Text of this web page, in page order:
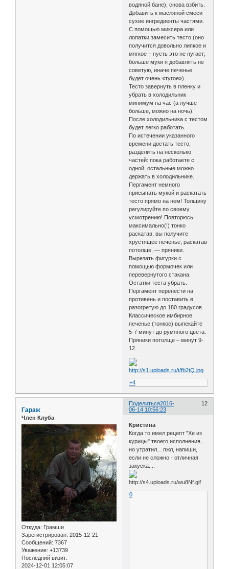
водяной бане), снова взбить.
Добавить к масляной смеси
сухие ингредиенты частями.
С помощью миксера или
лопатки замесить тесто (оно
получится довольно липкое и
мягкое – пусть это не пугает;
больше муки я добавлять не
советую, иначе печенье
будет очень «тугое»).
Тесто завернуть в пленку и
убрать в холодильник
минимум на час (а лучше
больше, можно на ночь).
После холодильника с тестом
будет легко работать.
По истечении указанного
времени достать тесто,
разделить на несколько
частей: пока работаете с
одной, остальные можно
держать в холодильнике.
Пергамент немного
присыпать мукой и раскатать
тесто прямо на нем! Толщину
регулируйте по своему
усмотрению! Повторюсь:
максимально(!) тонко
раскатав, вы получите
хрустящее печенье, раскатав
потолще, — пряники.
Вырезать фигурки с
помощью формочек или
перевернутого стакана.
Остатки теста убрать.
Пергамент перенести на
противень и поставить в
разогретую до 180 градусов.
Классическое имбирное
печенье (тонкое) выпекайте
5-7 минут до румяного цвета.
Пряники потолще – минут 9-
12.
+4
Поделиться 12
2016-
06-14 10:56:23
Гараж
Член Клуба
Откуда: Грамши
Зарегистрирован: 2015-12-21
Сообщений: 7367
Уважение: +13739
Последний визит:
2024-12-01 12:05:07
Кристина
Когда то имел рецепт "Хе из
курицы" твоего исполнения,
но утратил... пжл, напиши,
если не сложно - отличная
закуска....
0